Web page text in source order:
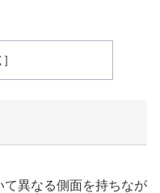
異なる側面を持ちなが